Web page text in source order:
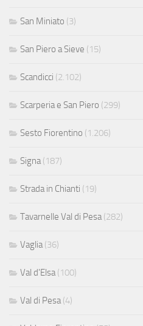
San Miniato (3)
San Piero a Sieve (15)
Scandicci (2.102)
Scarperia e San Piero (299)
Sesto Fiorentino (1.206)
Signa(187)
Strada in Chianti (19)
Tavarnelle Val di Pesa(282)
Vaglia(36)
Val d'Elsa(100)
Val di Pesa(4)